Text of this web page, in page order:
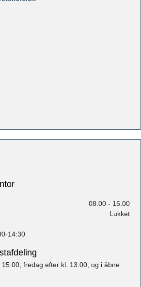
08.00 - 15.00
Lukket
14:30
fredag efter kl. 13.00, og i åbne